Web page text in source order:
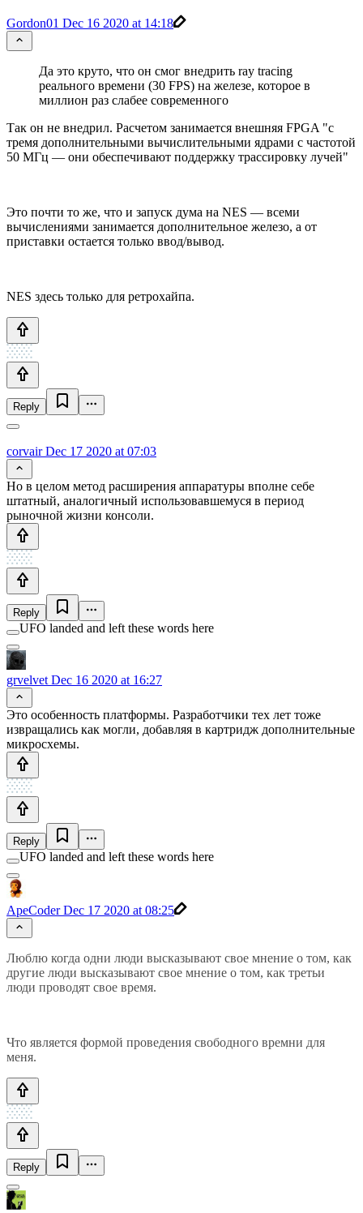
Gordon01 Dec 16 2020 at 14:18
Да это круто, что он смог внедрить ray tracing
реального времени (30 FPS) на железе, которое в
миллион раз слабее современного
Так он не внедрил. Расчетом занимается внешняя FPGA "с
тремя дополнительными вычислительными ядрами с частотой
50 МГц — они обеспечивают поддержку трассировку лучей"
Это почти то же, что и запуск дума на NES — всеми
вычислениями занимается дополнительное железо, а от
приставки остается только ввод/вывод.
NES здесь только для ретрохайпа.
Reply
corvairDec 17 2020 at 07:03
Но в целом метод расширения аппаратуры вполне себе
штатный, аналогичный использовавшемуся в период
рыночной жизни консоли.
Reply
UFO landed and left these words here
grvelvet Dec 16 2020 at 16:27
Это особенность платформы. Разработчики тех лет тоже
извращались как могли, добавляя в картридж дополнительные
микросхемы.
Reply
UFO landed and left these words here
ApeCoderDec 17 2020 at 08:25
Люблю когда одни люди высказывают свое мнение о том, как
другие люди высказывают свое мнение о том, как третьи
люди проводят свое время.
Что является формой проведения свободного времни для
меня.
Reply